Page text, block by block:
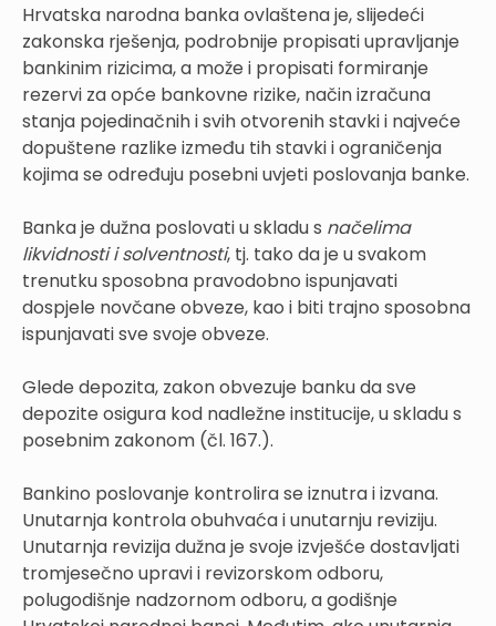
Hrvatska narodna banka ovlaštena je, slijedeći
zakonska rješenja, podrobnije propisati upravljanje
bankinim rizicima, a može i propisati formiranje
rezervi za opće bankovne rizike, način izračuna
stanja pojedinačnih i svih otvorenih stavki i najveće
dopuštene razlike između tih stavki i ograničenja
kojima se određuju posebni uvjeti poslovanja banke.
Banka je dužna poslovati u skladu s načelima
likvidnosti i solventnosti, tj. tako da je u svakom
trenutku sposobna pravodobno ispunjavati
dospjele novčane obveze, kao i biti trajno sposobna
ispunjavati sve svoje obveze.
Glede depozita, zakon obvezuje banku da sve
depozite osigura kod nadležne institucije, u skladu s
posebnim zakonom (čl. 167.).
Bankino poslovanje kontrolira se iznutra i izvana.
Unutarnja kontrola obuhvaća i unutarnju reviziju.
Unutarnja revizija dužna je svoje izvješće dostavljati
tromjesečno upravi i revizorskom odboru,
polugodišnje nadzornom odboru, a godišnje